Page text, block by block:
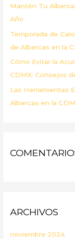
Mantén Tu
Año
Temporada de
de Albercas en la
Cómo Evitar la
CDMX: Consejos
Las Herramientas
Albercas en la
ARCHIVOS
noviembre 2024